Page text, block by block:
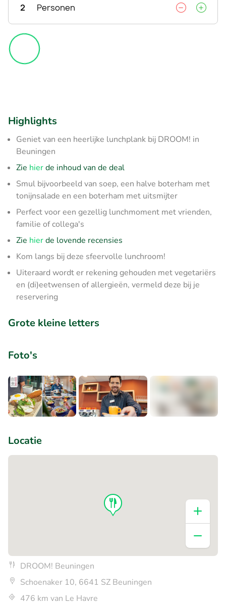
2 Personen
Highlights
Geniet van een heerlijke lunchplank bij DROOM! in
Beuningen
Zie hierde inhoud van de deal
Smul bijvoorbeeld van soep, een halve boterham met
tonijnsalade en een boterham met uitsmijter
Perfect voor een gezellig lunchmoment met vrienden,
familie of collega's
Zie hierde lovende recensies
Kom langs bij deze sfeervolle lunchroom!
Uiteraard wordt er rekening gehouden met vegetariërs
en (di)eetwensen of allergieën, vermeld deze bij je
reservering
Grote kleine letters
Foto's
Locatie
DROOM! Beuningen
Schoenaker 10, 6641 SZ Beuningen
476 km van Le Havre